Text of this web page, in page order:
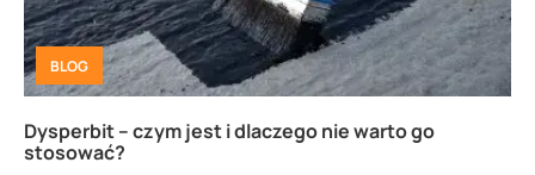
BLOG
Dysperbit – czym jest i dlaczego nie warto go
stosować?